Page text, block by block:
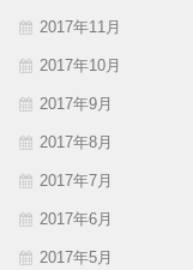
2017年11月
2017年10月
2017年9月
2017年8月
2017年7月
2017年6月
2017年5月